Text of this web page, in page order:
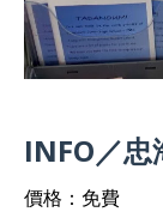
INFO／忠
價格：免費